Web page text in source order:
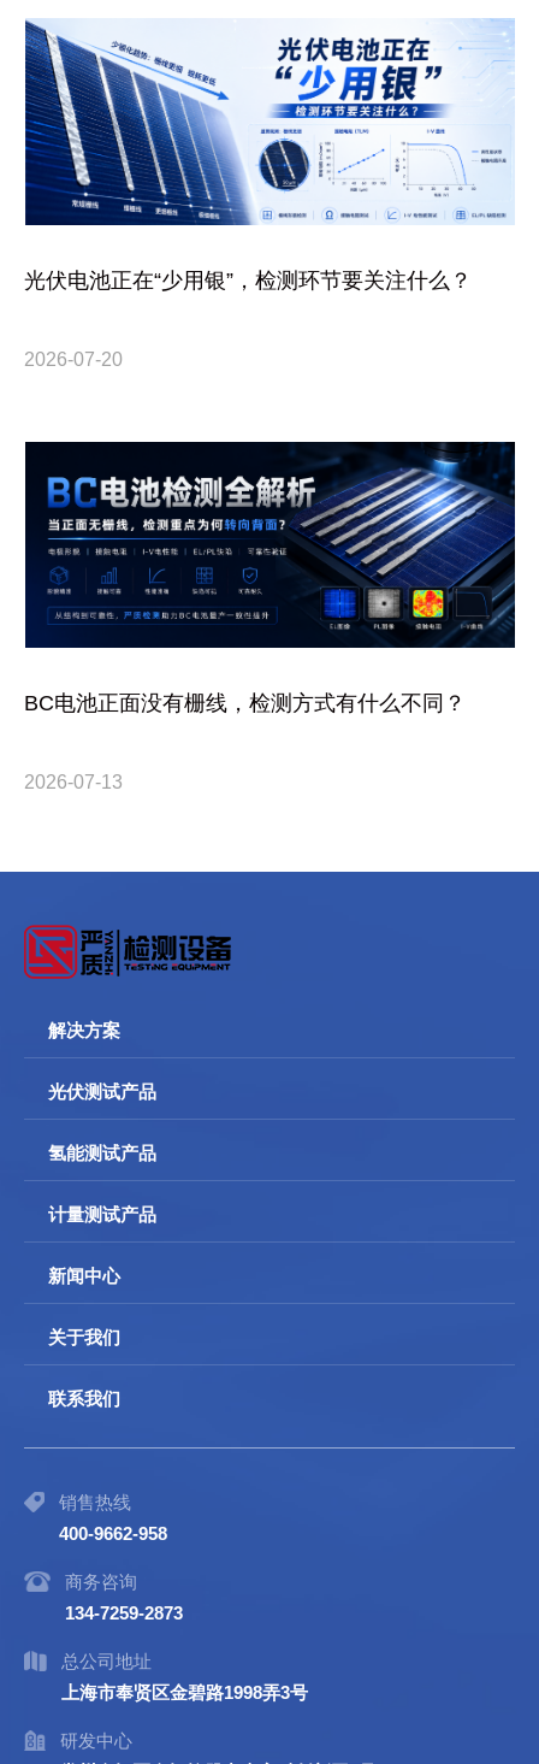
光伏电池正在“少用银”，检测环节要关注什么？
2026-07-20
BC电池正面没有栅线，检测方式有什么不同？
2026-07-13
解决方案
光伏测试产品
氢能测试产品
计量测试产品
新闻中心
关于我们
联系我们
销售热线
400-9662-958
商务咨询
134-7259-2873
总公司地址
上海市奉贤区金碧路1998弄3号
研发中心